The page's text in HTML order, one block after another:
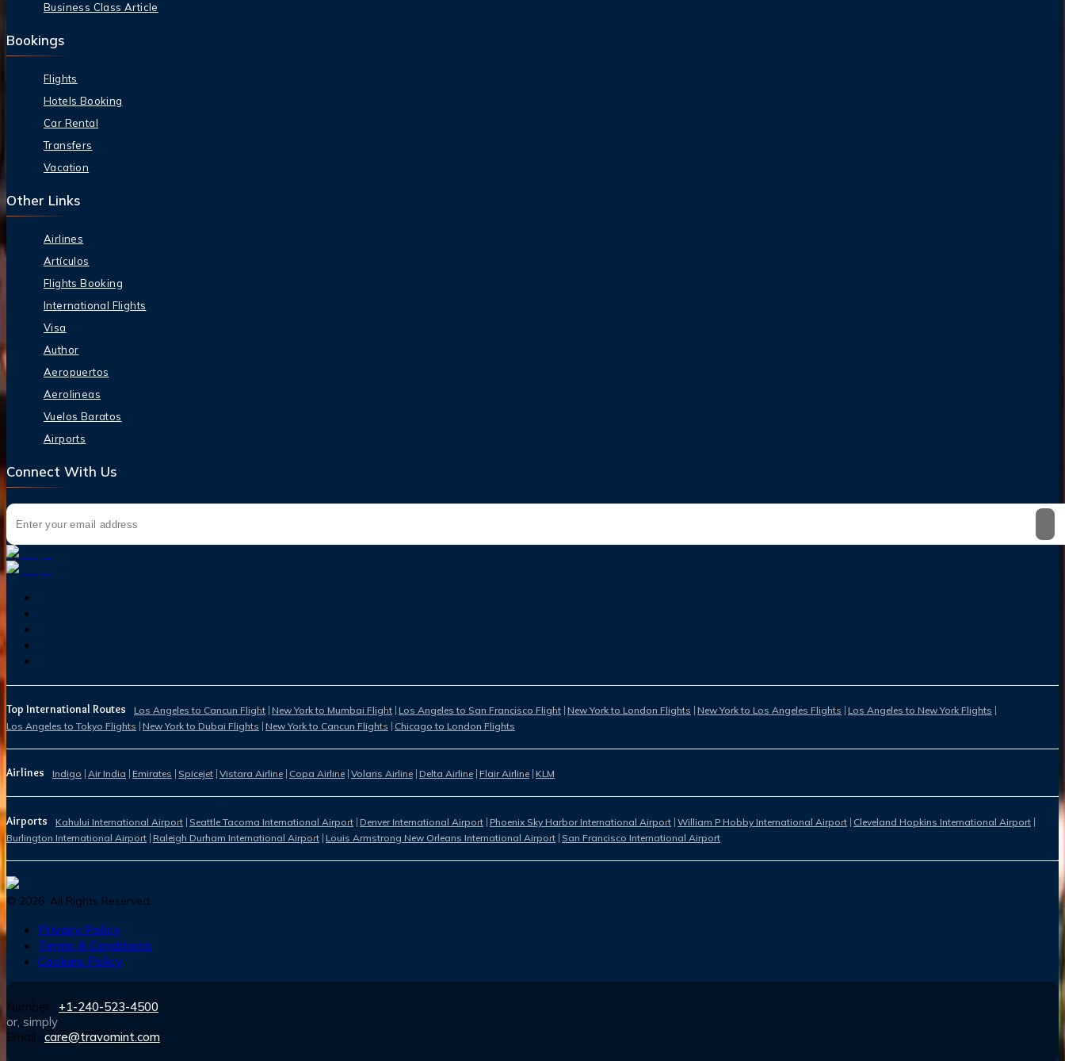
Business Class Article
Bookings
Flights
Hotels Booking
Car Rental
Transfers
Vacation
Other Links
Airlines
Artículos
Flights Booking
International Flights
Visa
Author
Aeropuertos
Aerolineas
Vuelos Baratos
Airports
Connect With Us
Top International Routes Los Angeles to Cancun Flight New York to Mumbai Flight Los Angeles to San Francisco Flight New York to London Flights New York to Los Angeles Flights Los Angeles to New York Flights
Los Angeles to Tokyo Flights New York to Dubai Flights New York to Cancun Flights Chicago to London Flights
Airlines Indigo Air India Emirates Spicejet Vistara Airline Copa Airline Volaris Airline Delta Airline Flair Airline KLM
Airports Kahului International Airport Seattle Tacoma International Airport Denver International Airport Phoenix Sky Harbor International Airport William P Hobby International Airport Cleveland Hopkins International Airport
Burlington International Airport Raleigh Durham International Airport Louis Armstrong New Orleans International Airport San Francisco International Airport
© 2026. All Rights Reserved.
Privacy Policy
Terms & Conditions
Cookies Policy
Number : +1-240-523-4500
or, simply
Email : care@travomint.com